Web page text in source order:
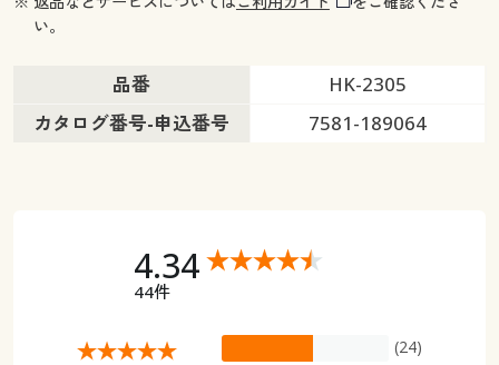
い。
品番
HK-2305
カタログ番号-申込番号
7581-189064
4.34
44件
(24)